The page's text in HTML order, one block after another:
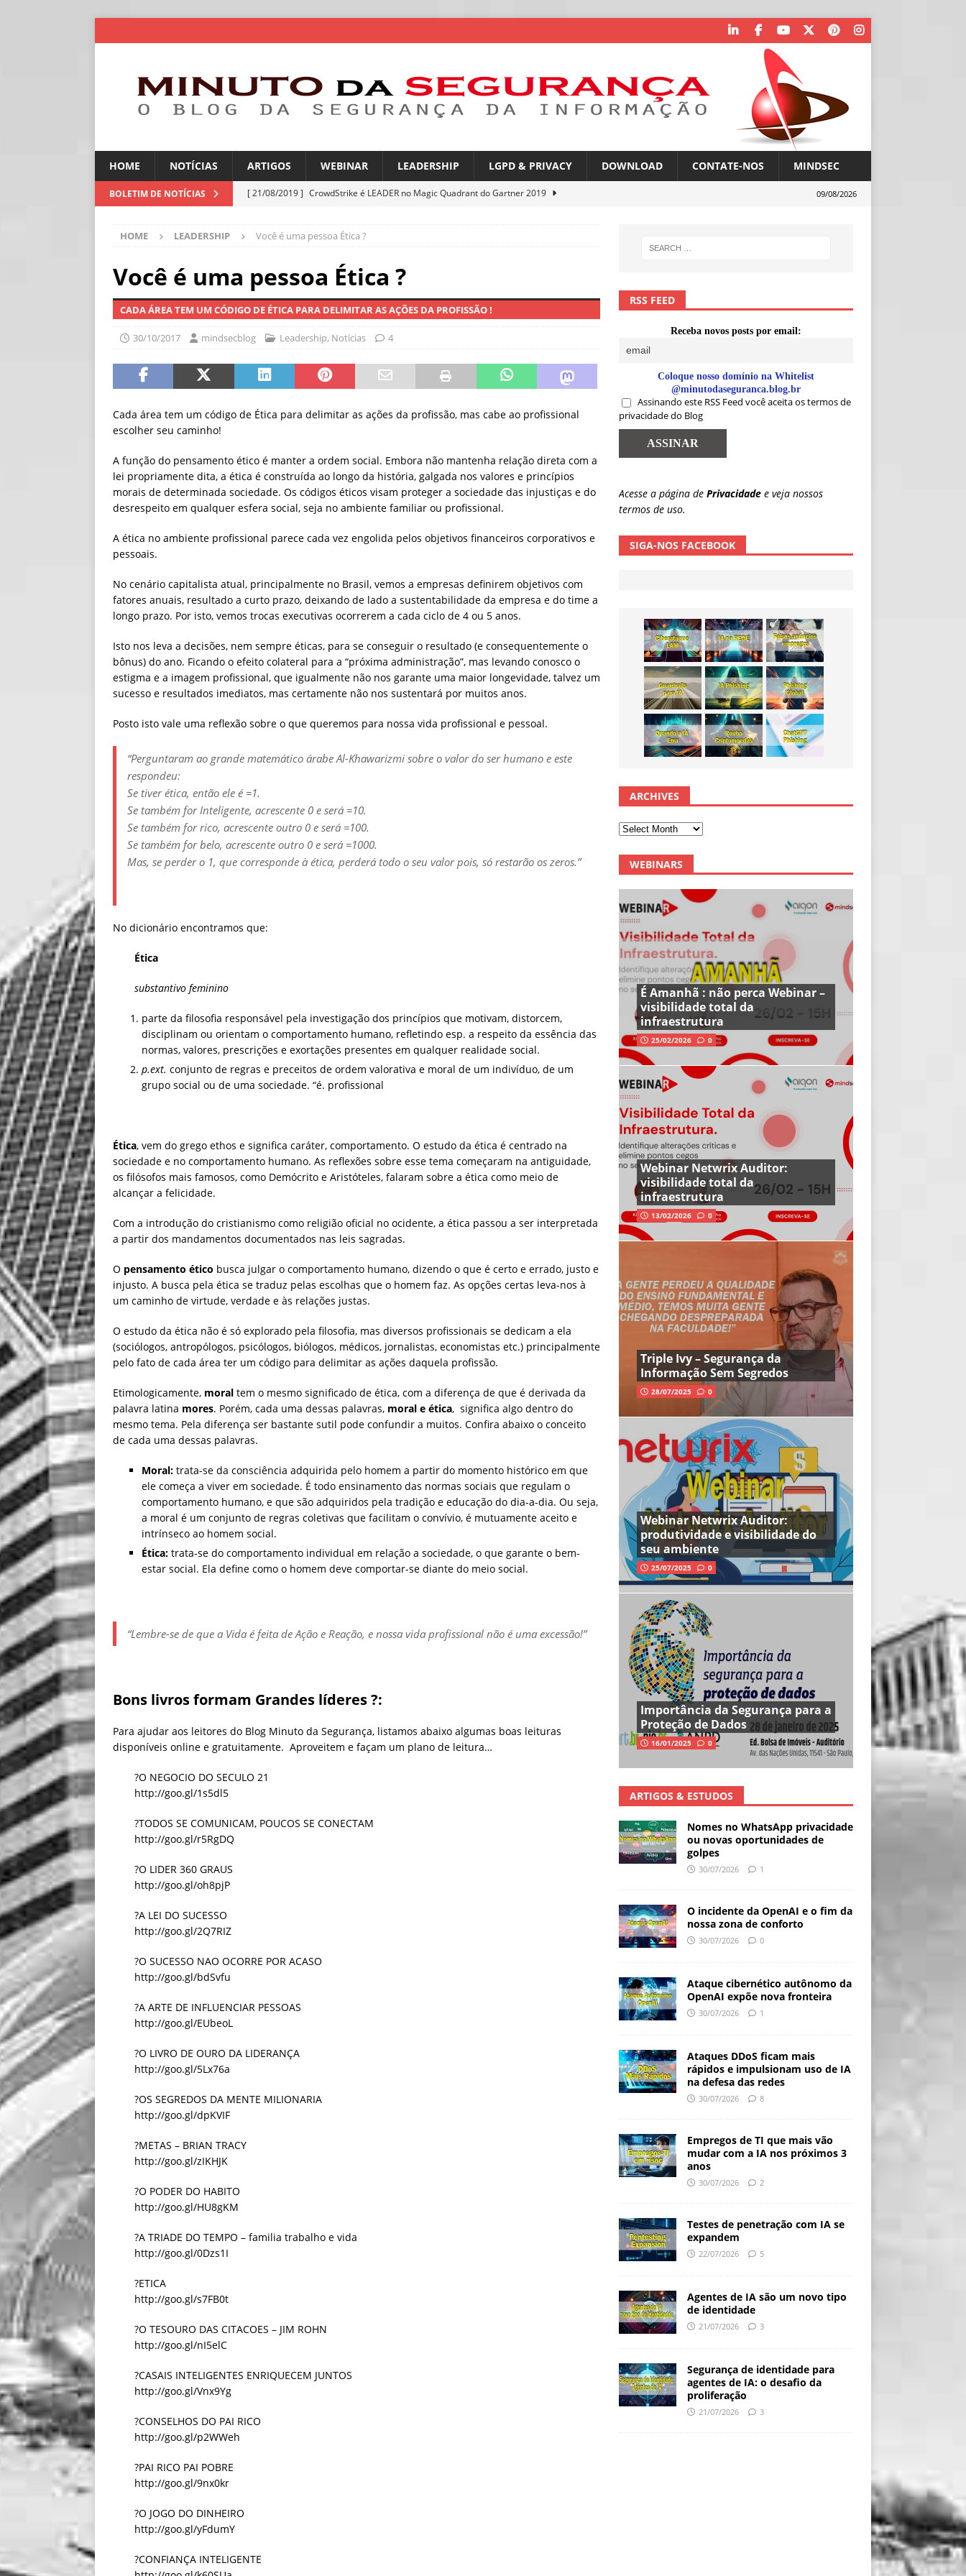
HOME NOTÍCIAS ARTIGOS WEBINAR LEADERSHIP LGPD & PRIVACY DOWNLOAD CONTATE-NOS MINDSEC
BOLETIM DE NOTÍCIAS [ 21/08/2019 ] CrowdStrike é LEADER no Magic Quadrant do Gartner 2019
[ 06/08/2026 ] América Latina é a segunda região mais exposta a ciberameaças
NOTÍCIAS
[ 06/08/2026 ]
NOTÍCIAS
[ 06/08/2026 ] Falsas promessas de emprego na Meta, Disney, Coca-Cola e Spotify
NOTÍCIAS
[ 06/08/2026 ] Sem guardrails, a autonomia da IA se torna um risco
NOTÍCIAS
[ 06/08/2026 ] IA eleva taxa de sucesso de phishing para 54% NOTÍCIAS
09/08/2026
HOME LEADERSHIP Você é uma pessoa Ética ?
Você é uma pessoa Ética ?
CADA ÁREA TEM UM CÓDIGO DE ÉTICA PARA DELIMITAR AS AÇÕES DA PROFISSÃO !
30/10/2017 mindsecblog Leadership, Notícias 4
Cada área tem um código de Ética para delimitar as ações da profissão, mas cabe ao profissional
escolher seu caminho!
A função do pensamento ético é manter a ordem social. Embora não mantenha relação direta com a
lei propriamente dita, a ética é construída ao longo da história, galgada nos valores e princípios
morais de determinada sociedade. Os códigos éticos visam proteger a sociedade das injustiças e do
desrespeito em qualquer esfera social, seja no ambiente familiar ou profissional.
A ética no ambiente profissional parece cada vez engolida pelos objetivos financeiros corporativos e
pessoais.
No cenário capitalista atual, principalmente no Brasil, vemos a empresas definirem objetivos com
fatores anuais, resultado a curto prazo, deixando de lado a sustentabilidade da empresa e do time a
longo prazo. Por isto, vemos trocas executivas ocorrerem a cada ciclo de 4 ou 5 anos.
Isto nos leva a decisões, nem sempre éticas, para se conseguir o resultado (e consequentemente o
bônus) do ano. Ficando o efeito colateral para a “próxima administração”, mas levando conosco o
estigma e a imagem profissional, que igualmente não nos garante uma maior longevidade, talvez um
sucesso e resultados imediatos, mas certamente não nos sustentará por muitos anos.
Posto isto vale uma reflexão sobre o que queremos para nossa vida profissional e pessoal.
“Perguntaram ao grande matemático árabe Al-Khawarizmi sobre o valor do ser humano e este
respondeu:
Se tiver ética, então ele é =1.
Se também for Inteligente, acrescente 0 e será =10.
Se também for rico, acrescente outro 0 e será =100.
Se também for belo, acrescente outro 0 e será =1000.
Mas, se perder o 1, que corresponde à ética, perderá todo o seu valor pois, só restarão os zeros.”
No dicionário encontramos que:
Ética
substantivo feminino
parte da filosofia responsável pela investigação dos princípios que motivam, distorcem,
disciplinam ou orientam o comportamento humano, refletindo esp. a respeito da essência das
normas, valores, prescrições e exortações presentes em qualquer realidade social.
p.ext. conjunto de regras e preceitos de ordem valorativa e moral de um indivíduo, de um
grupo social ou de uma sociedade. “é. profissional
Ética, vem do grego ethos e significa caráter, comportamento. O estudo da ética é centrado na
sociedade e no comportamento humano. As reflexões sobre esse tema começaram na antiguidade,
os filósofos mais famosos, como Demócrito e Aristóteles, falaram sobre a ética como meio de
alcançar a felicidade.
Com a introdução do cristianismo como religião oficial no ocidente, a ética passou a ser interpretada
a partir dos mandamentos documentados nas leis sagradas.
O pensamento ético busca julgar o comportamento humano, dizendo o que é certo e errado, justo e
injusto. A busca pela ética se traduz pelas escolhas que o homem faz. As opções certas leva-nos à
um caminho de virtude, verdade e às relações justas.
O estudo da ética não é só explorado pela filosofia, mas diversos profissionais se dedicam a ela
(sociólogos, antropólogos, psicólogos, biólogos, médicos, jornalistas, economistas etc.) principalmente
pelo fato de cada área ter um código para delimitar as ações daquela profissão.
Etimologicamente, moral tem o mesmo significado de ética, com a diferença de que é derivada da
palavra latina mores. Porém, cada uma dessas palavras, moral e ética, significa algo dentro do
mesmo tema. Pela diferença ser bastante sutil pode confundir a muitos. Confira abaixo o conceito
de cada uma dessas palavras.
Moral: trata-se da consciência adquirida pelo homem a partir do momento histórico em que
ele começa a viver em sociedade. É todo ensinamento das normas sociais que regulam o
comportamento humano, e que são adquiridos pela tradição e educação do dia-a-dia. Ou seja,
a moral é um conjunto de regras coletivas que facilitam o convívio, é mutuamente aceito e
intrínseco ao homem social.
Ética: trata-se do comportamento individual em relação a sociedade, o que garante o bem-
estar social. Ela define como o homem deve comportar-se diante do meio social.
“Lembre-se de que a Vida é feita de Ação e Reação, e nossa vida profissional não é uma excessão!”
Bons livros formam Grandes líderes ?:
Para ajudar aos leitores do Blog Minuto da Segurança, listamos abaixo algumas boas leituras
disponíveis online e gratuitamente. Aproveitem e façam um plano de leitura…
?O NEGOCIO DO SECULO 21
http://goo.gl/1s5dl5
?TODOS SE COMUNICAM, POUCOS SE CONECTAM
http://goo.gl/r5RgDQ
?O LIDER 360 GRAUS
http://goo.gl/oh8pjP
?A LEI DO SUCESSO
http://goo.gl/2Q7RIZ
?O SUCESSO NAO OCORRE POR ACASO
http://goo.gl/bdSvfu
?A ARTE DE INFLUENCIAR PESSOAS
http://goo.gl/EUbeoL
?O LIVRO DE OURO DA LIDERANÇA
http://goo.gl/5Lx76a
?OS SEGREDOS DA MENTE MILIONARIA
http://goo.gl/dpKVIF
?METAS – BRIAN TRACY
http://goo.gl/zIKHJK
?O PODER DO HABITO
http://goo.gl/HU8gKM
?A TRIADE DO TEMPO – familia trabalho e vida
http://goo.gl/0Dzs1I
?ETICA
http://goo.gl/s7FB0t
?O TESOURO DAS CITACOES – JIM ROHN
http://goo.gl/nI5elC
?CASAIS INTELIGENTES ENRIQUECEM JUNTOS
http://goo.gl/Vnx9Yg
?CONSELHOS DO PAI RICO
http://goo.gl/p2WWeh
?PAI RICO PAI POBRE
http://goo.gl/9nx0kr
?O JOGO DO DINHEIRO
http://goo.gl/yFdumY
?CONFIANÇA INTELIGENTE
RSS FEED
Receba novos posts por email:
Coloque nosso domínio na Whitelist
@minutodaseguranca.blog.br
Assinando este RSS Feed você aceita os termos de
privacidade do Blog
Acesse a página de Privacidade e veja nossos
termos de uso.
SIGA-NOS FACEBOOK
ARCHIVES
WEBINARS
É Amanhã : não perca Webinar –
visibilidade total da
infraestrutura
25/02/2026 0
Webinar Netwrix Auditor:
visibilidade total da
infraestrutura
13/02/2026 0
Triple Ivy – Segurança da
Informação Sem Segredos
28/07/2025 0
Webinar Netwrix Auditor:
produtividade e visibilidade do
seu ambiente
25/07/2025 0
Importância da Segurança para a
Proteção de Dados
16/01/2025 0
ARTIGOS & ESTUDOS
Nomes no WhatsApp privacidade
ou novas oportunidades de
golpes
30/07/2026 1
O incidente da OpenAI e o fim da
nossa zona de conforto
30/07/2026 0
Ataque cibernético autônomo da
OpenAI expõe nova fronteira
30/07/2026 1
Ataques DDoS ficam mais
rápidos e impulsionam uso de IA
na defesa das redes
30/07/2026 8
Empregos de TI que mais vão
mudar com a IA nos próximos 3
anos
30/07/2026 2
Testes de penetração com IA se
expandem
22/07/2026 5
Agentes de IA são um novo tipo
de identidade
21/07/2026 3
Segurança de identidade para
agentes de IA: o desafio da
proliferação
21/07/2026 3